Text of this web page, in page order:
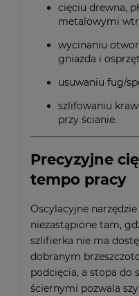
cięciu drewna,
metalowymi
wycinaniu
gniazda i
usuwaniu fug/
szlifowaniu
przy ścianie.
Precyzyjne
tempo pracy
Oscylacyjne
niezastąpione tam,
szlifierka nie ma
dobranym
podcięcia, a stopa do
ściernymi pozwala